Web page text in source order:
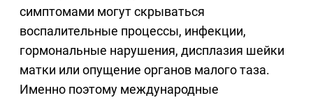
симптомами могут скрываться
воспалительные процессы, инфекции,
гормональные нарушения, дисплазия шейки
матки или опущение органов малого таза.
Именно поэтому международные